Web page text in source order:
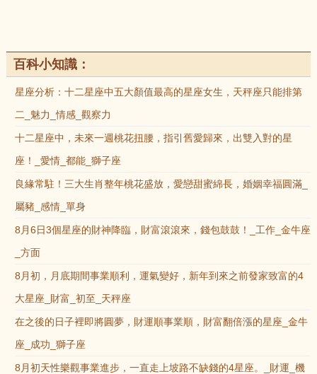
百科小知識：
星座分析：十二星座中五大顏值最高的星座女生，天秤座只能排第
二_魅力_情感_觀察力
十二星座中，未來一週桃花扭腰，指引舊愛歸來，出雙入對的星
座！_愛情_都能_獅子座
良緣常駐！三大生肖整年桃花盛放，愛戀甜蜜綿長，婚姻幸福圓滿_
屬豬_感情_單身
8月6日3個星座的財神降臨，財富滾滾來，錢包鼓鼓！_工作_金牛座
_方面
8月初，月底期間事業順利，運氣變好，新年到來之前發家致富的4
大星座_財富_初至_天秤座
在之後的日子裡即將圓夢，財運順事業順，財富翻倍漲的星座_金牛
座_成功_獅子座
8月初天性樂觀事業進步，一直走上坡路不缺錢的4星座。_財運_機